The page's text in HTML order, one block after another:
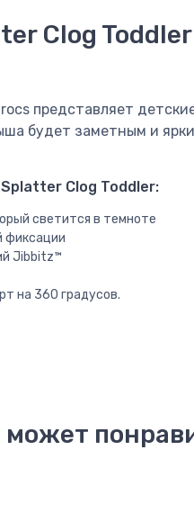
Clog Toddler
представляет
будет заметным и
Clog Toddler:
светится в темноте
фиксации
Jibbitz™
на 360 градусов.